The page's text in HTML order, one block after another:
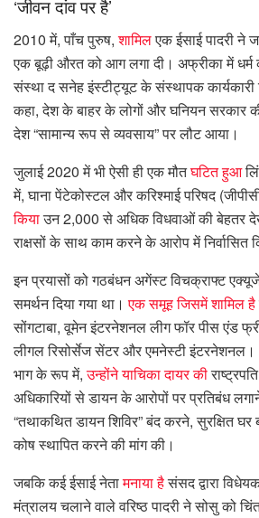
‘जीवन दांव पर है’
2010 में, पाँच पुरुष,शामिलएक ईसाई पादरी ने
एक बूढ़ी औरत को आग लगा दी। अफ्रीका में
संस्था द सनेह इंस्टीट्यूट के संस्थापक
कहा, देश के बाहर के लोगों और घनियन सरकार
देश “सामान्य रूप से व्यवसाय” पर लौट आया।
जुलाई 2020 में भी ऐसी ही एक मौतघटित हुआ
में, घाना पेंटेकोस्टल और करिश्माई परिषद
कियाउन 2,000 से अधिक विधवाओं की बेहतर
राक्षसों के साथ काम करने के आरोप में निर्वासित
इन प्रयासों को गठबंधन अगेंस्ट विचक्राफ्ट
समर्थन दिया गया था।एक समूह जिसमें शामिल है
सोंगटाबा, वूमेन इंटरनेशनल लीग फॉर पीस एंड
लीगल रिसोर्सेज सेंटर और एमनेस्टी
भाग के रूप में,उन्होंने याचिका दायर की
अधिकारियों से डायन के आरोपों पर प्रतिबंध
“तथाकथित डायन शिविर” बंद करने, सुरक्षित
कोष स्थापित करने की मांग की।
जबकि कई ईसाई नेतामनाया हैसंसद द्वारा
मंत्रालय चलाने वाले वरिष्ठ पादरी ने सोसु को